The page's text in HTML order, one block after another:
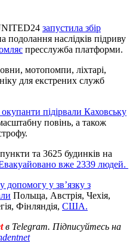
запустила збір
наслідків підриву
пресслужба платформи.
мотопомпи, ліхтарі,
для екстрених служб
окупанти підірвали Каховську
повінь, а також
та 3625 будинків на
вже 2339 людей.
допомогу у зв’язку з
Польща, Австрія, Чехія,
Фінляндія, США.
в Telegram. Підписуйтесь на